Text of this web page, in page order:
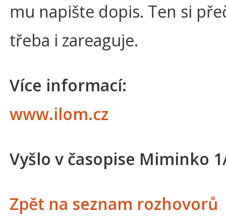
mu napište dopis. Ten si
třeba i zareaguje.
Více informací:
www.ilom.cz
Vyšlo v časopise Miminko
Zpět na seznam rozhovorů